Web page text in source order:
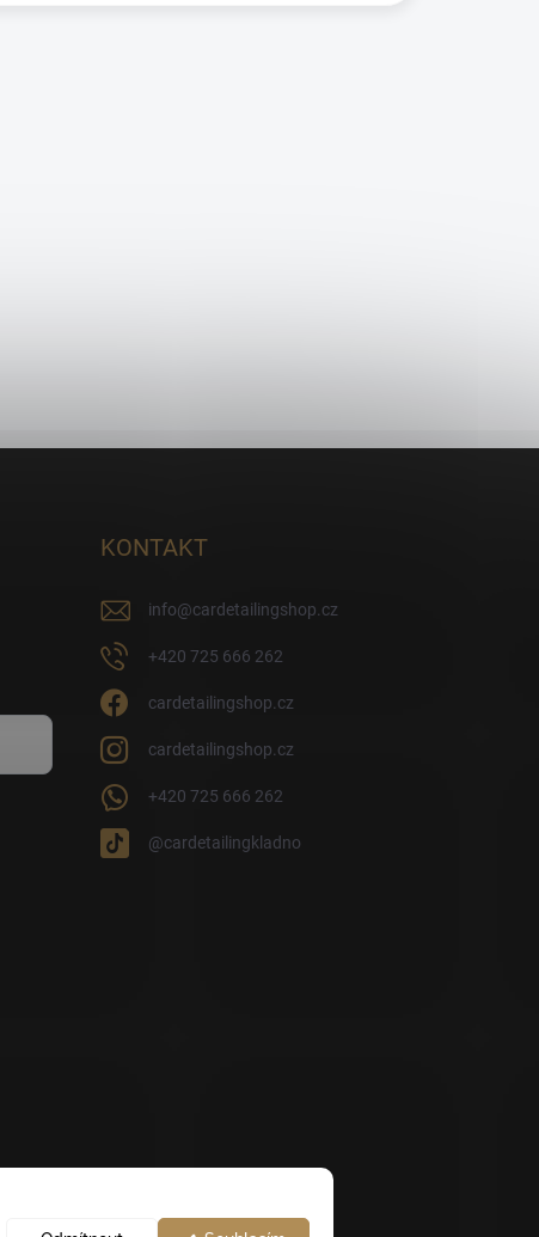
KONTAKT
info@cardetailingshop.cz
+420 725 666 262
cardetailingshop.cz
cardetailingshop.cz
+420 725 666 262
@cardetailingkladno